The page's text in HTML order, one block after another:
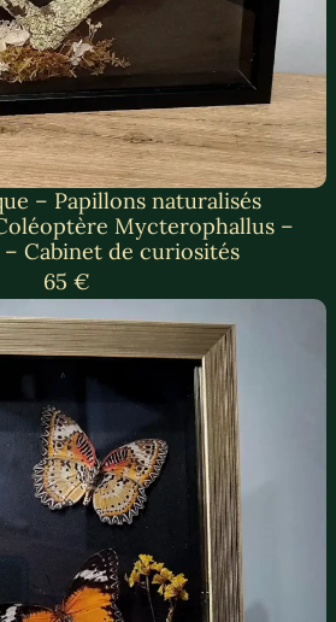
– Papillons naturalisés
Mycterophallus –
Cabinet de curiosités
65 €